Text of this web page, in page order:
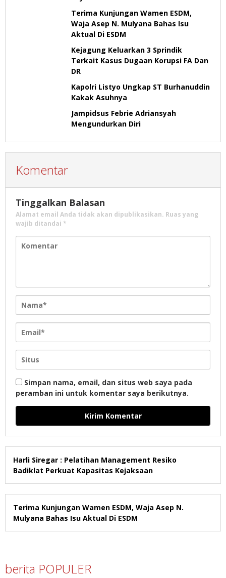
Terima Kunjungan Wamen ESDM,
Waja Asep N. Mulyana Bahas Isu
Aktual Di ESDM
Kejagung Keluarkan 3 Sprindik
Terkait Kasus Dugaan Korupsi FA Dan
DR
Kapolri Listyo Ungkap ST Burhanuddin
Kakak Asuhnya
Jampidsus Febrie Adriansyah
Mengundurkan Diri
Komentar
Tinggalkan Balasan
Alamat email Anda tidak akan dipublikasikan. Ruas yang
wajib ditandai *
Simpan nama, email, dan situs web saya pada
peramban ini untuk komentar saya berikutnya.
Harli Siregar : Pelatihan Management Resiko
Badiklat Perkuat Kapasitas Kejaksaan
Terima Kunjungan Wamen ESDM, Waja Asep N.
Mulyana Bahas Isu Aktual Di ESDM
berita POPULER